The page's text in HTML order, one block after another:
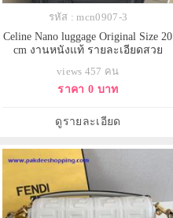
รหัส : mcn0907-3
Celine Nano luggage Original Size 20
cm งานหนังแท้ รายละเอียดสวย
views 457 คน
ราคา 0 บาท
ดูรายละเอียด